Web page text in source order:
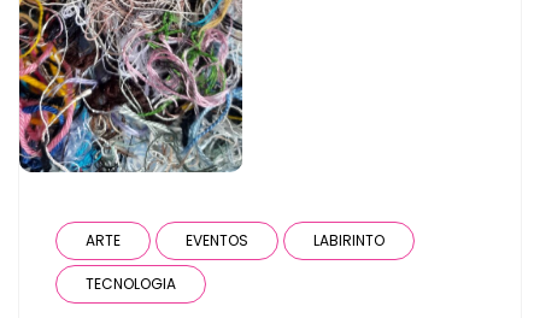
ARTE EVENTOS LABIRINTO
TECNOLOGIA